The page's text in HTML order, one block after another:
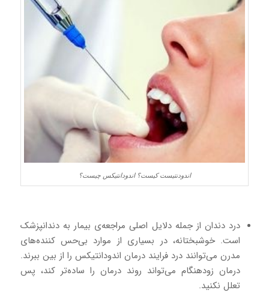
اندودنتیست کیست؟ اندودانتیکس چیست؟
درد دندان از جمله دلایل اصلی مراجعه‌ی بیمار به دندانپزشک
است. خوشبختانه، در بسیاری از موارد بی‌حس کننده‌های
مدرن می‌توانند درد فرایند درمان اندودانتیکس را از بین ببرند.
درمان زودهنگام می‌تواند روند درمان را ساده‌تر کند، پس
تعلل نکنید.